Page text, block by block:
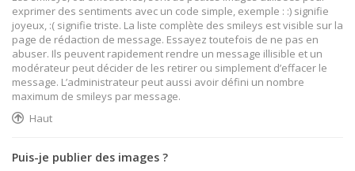
exprimer des sentiments avec un code simple, exemple : :) signifie
joyeux, :( signifie triste. La liste complète des smileys est visible sur la
page de rédaction de message. Essayez toutefois de ne pas en
abuser. Ils peuvent rapidement rendre un message illisible et un
modérateur peut décider de les retirer ou simplement d’effacer le
message. L’administrateur peut aussi avoir défini un nombre
maximum de smileys par message.
Haut
Puis-je publier des images ?